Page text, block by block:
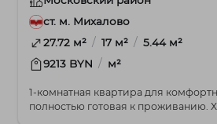
ст. м. Михалово
27.72 м² / 17 м² / 5.44 м²
9213 BYN / м²
1-комнатная квартира для
полностью готовая к проживанию.